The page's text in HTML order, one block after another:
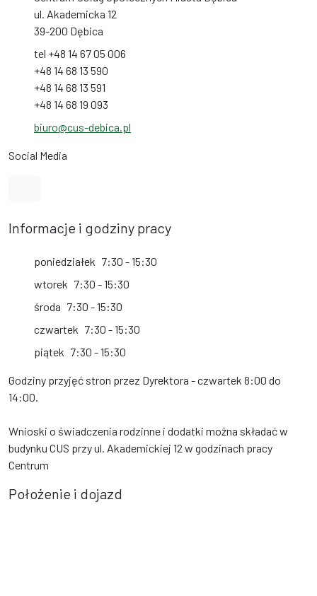
ul. Akademicka 12
39-200 Dębica
tel +48 14 67 05 006
+48 14 68 13 590
+48 14 68 13 591
+48 14 68 19 093
biuro@cus-debica.pl
Social Media
Informacje i godziny pracy
poniedziałek 7:30 - 15:30
wtorek 7:30 - 15:30
środa 7:30 - 15:30
czwartek 7:30 - 15:30
piątek 7:30 - 15:30
Godziny przyjęć stron przez Dyrektora - czwartek 8:00 do
14:00.
Wnioski o świadczenia rodzinne i dodatki można składać w
budynku CUS przy ul. Akademickiej 12 w godzinach pracy
Centrum
Położenie i dojazd